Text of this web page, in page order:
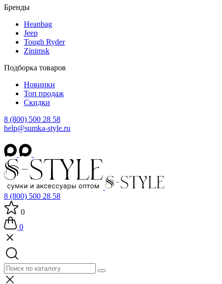
Бренды
Heanbag
Jeep
Tough Ryder
Zinimsk
Подборка товаров
Новинки
Топ продаж
Скидки
8 (800) 500 28 58
help@sumka-style.ru
8 (800) 500 28 58
0
0